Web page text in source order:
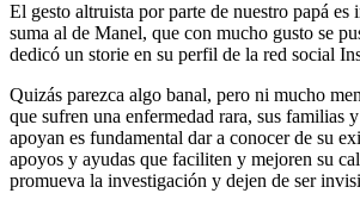
El gesto altruista por parte de nuestro papá es
suma al de Manel, que con mucho gusto se
dedicó un storie en su perfil de la red social
Quizás parezca algo banal, pero ni mucho
que sufren una enfermedad rara, sus familias
apoyan es fundamental dar a conocer de su
apoyos y ayudas que faciliten y mejoren su
promueva la investigación y dejen de ser